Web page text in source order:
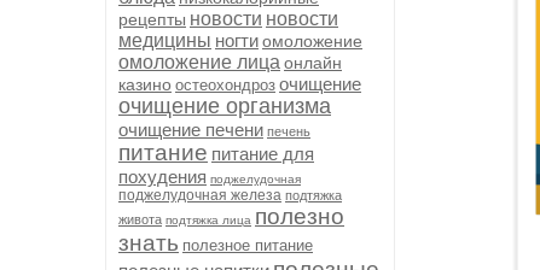
рецепты новости новости
медицины ногтиомоложение
омоложение лица онлайн
казино остеохондроз очищение
очищение организма
очищение печени печень
питание питание для
похудения поджелудочная
поджелудочная железа подтяжка
живота подтяжка лица полезно
знать полезное питание